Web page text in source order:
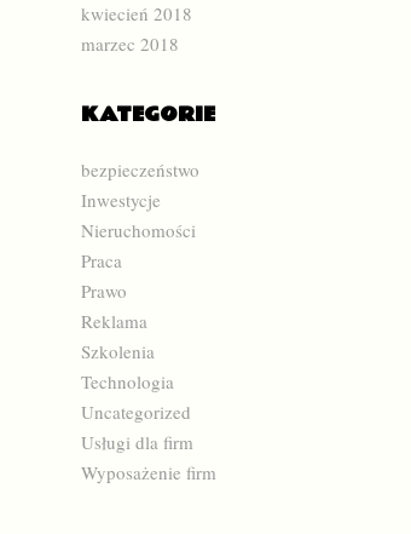
kwiecień 2018
marzec 2018
KATEGORIE
bezpieczeństwo
Inwestycje
Nieruchomości
Praca
Prawo
Reklama
Szkolenia
Technologia
Uncategorized
Usługi dla firm
Wyposażenie firm